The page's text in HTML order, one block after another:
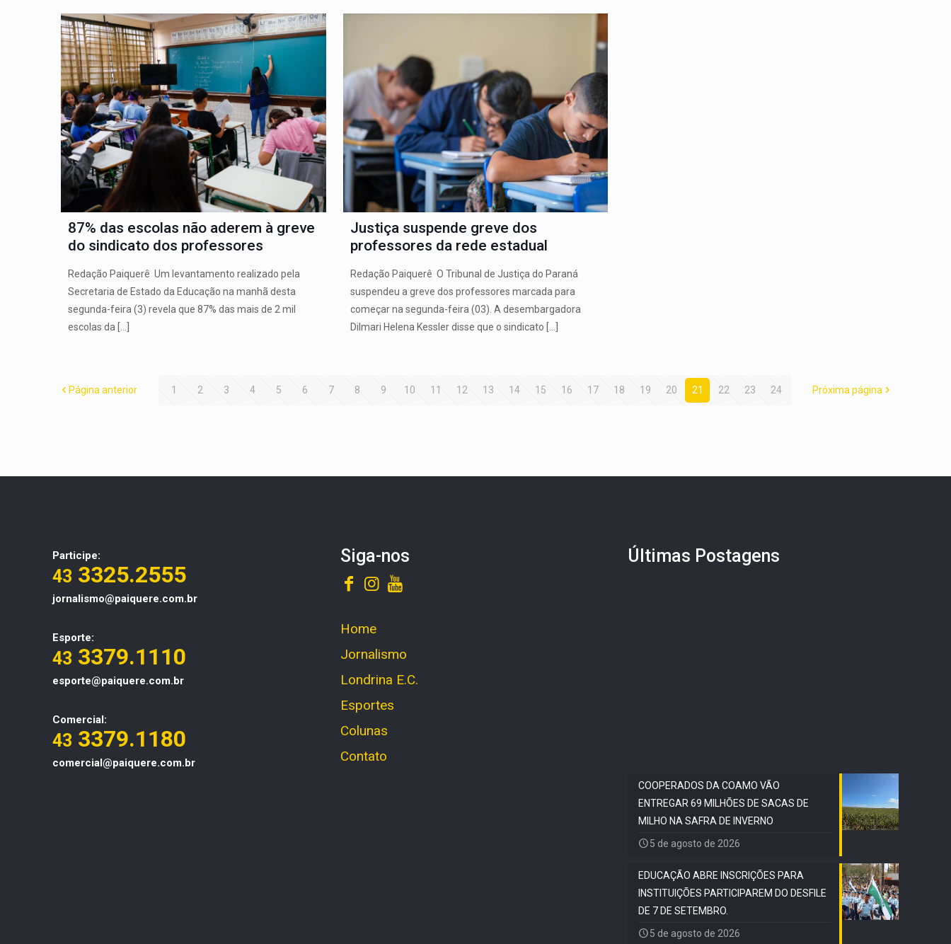
87% das escolas não aderem à greve
do sindicato dos professores
Redação Paiquerê Um levantamento realizado pela
Secretaria de Estado da Educação na manhã desta
segunda-feira (3) revela que 87% das mais de 2 mil
escolas da
Justiça suspende greve dos
professores da rede estadual
Redação Paiquerê O Tribunal de Justiça do Paraná
suspendeu a greve dos professores marcada para
começar na segunda-feira (03). A desembargadora
Dilmari Helena Kessler disse que o sindicato
Página anterior 1 2 3 4 5 6 7 8 9 10 11 12 13 14 15 16 17 18 19 20 21 22 23 24 Próxima página
Participe:
43 3325.2555
jornalismo@paiquere.com.br
Esporte:
43 3379.1110
esporte@paiquere.com.br
Comercial:
43 3379.1180
comercial@paiquere.com.br
Siga-nos
Home
Jornalismo
Londrina E.C.
Esportes
Colunas
Contato
Últimas Postagens
COOPERADOS DA COAMO VÃO
ENTREGAR 69 MILHÕES DE SACAS DE
MILHO NA SAFRA DE INVERNO
5 de agosto de 2026
EDUCAÇÃO ABRE INSCRIÇÕES PARA
INSTITUIÇÕES PARTICIPAREM DO DESFILE
DE 7 DE SETEMBRO.
5 de agosto de 2026